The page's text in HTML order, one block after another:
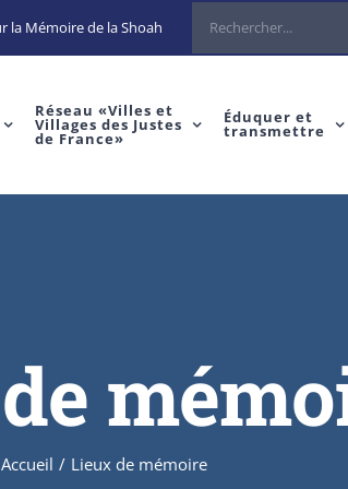
la Mémoire de la Shoah Rechercher
Réseau «Villes et
Villages des Justes
de France»
Éduquer et
transmettre
Accueil / Lieux de mémoire